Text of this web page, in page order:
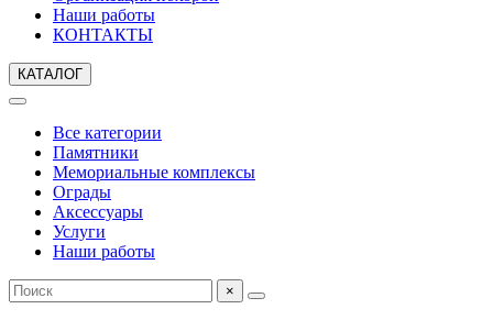
Наши работы
КОНТАКТЫ
КАТАЛОГ
Все категории
Памятники
Мемориальные комплексы
Ограды
Аксессуары
Услуги
Наши работы
×